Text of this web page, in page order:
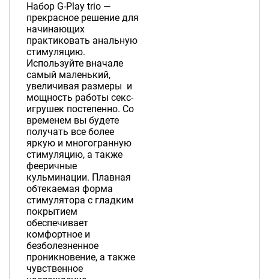
Набор G-Play trio —
прекрасное решение для
начинающих
практиковать анальную
стимуляцию.
Используйте вначале
самый маленький,
увеличивая размеры и
мощность работы секс-
игрушек постепенно. Со
временем вы будете
получать все более
яркую и многогранную
стимуляцию, а также
фееричные
кульминации. Плавная
обтекаемая форма
стимулятора с гладким
покрытием
обеспечивает
комфортное и
безболезненное
проникновение, а также
чувственное